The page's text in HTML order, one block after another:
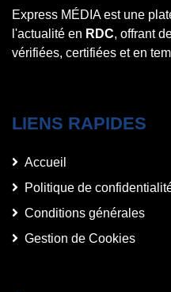
Express MÉDIA est une
l'actualité en RDC, offrant
vérifiées, certifiées et en
LIENS RAPIDES
Accueil
Politique de
Conditions générales
Gestion de Cookies